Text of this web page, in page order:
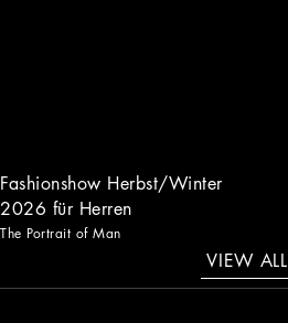
Fashionshow Herbst/Winter
2026 für Herren
The Portrait of Man
VIEW ALL